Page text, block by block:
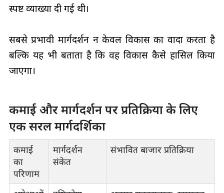
स्पष्ट व्याख्या दी गई थी।
सबसे प्रभावी मार्गदर्शन न केवल विकास का वादा करता है
बल्कि यह भी बताता है कि वह विकास कैसे हासिल किया
जाएगा।
कमाई और मार्गदर्शन पर प्रतिक्रिया के लिए
एक सरल मार्गदर्शिका
कमाई
का
परिणाम
मार्गदर्शन
संकेत
संभावित बाजार प्रतिक्रिया